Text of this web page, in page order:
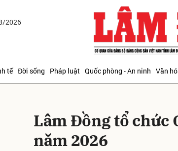
2026
tế Đời sống Pháp luật Quốc phòng - An ninh Văn
Lâm Đồng tổ chức
năm 2026
Gửi bình luận